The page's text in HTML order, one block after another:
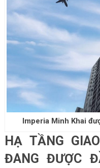
Imperia Minh Khai
HẠ TẦNG
ĐANG ĐƯỢC